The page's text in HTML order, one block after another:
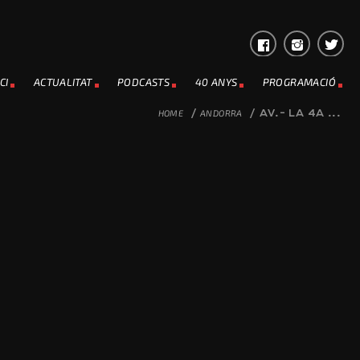
ACTUALITAT PODCASTS 40 ANYS PROGRAMACIÓ
HOME / ANDORRA / AV.- LA 4A ...